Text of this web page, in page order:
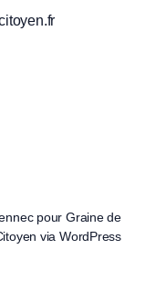
pour Graine de
via WordPress